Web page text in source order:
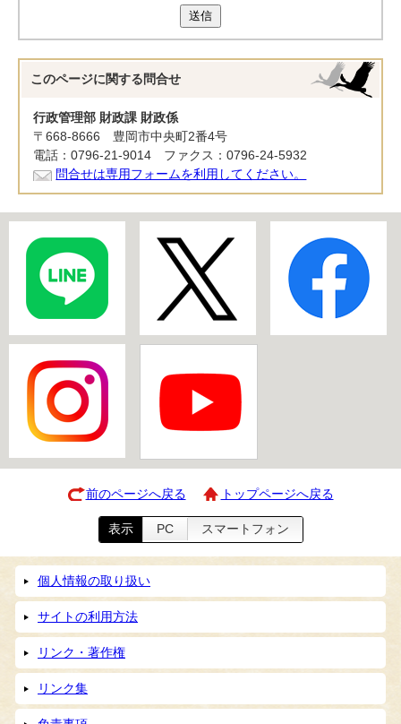
送信
このページに関する 問合せ
行政管理部 財政課 財政係
〒668-8666 豊岡市中央町2番4号
電話：0796-21-9014 ファクス：0796-24-5932
問合せは専用フォームを利用してください。
前のページへ戻る トップページへ戻る
表示 PC スマートフォン
個人情報の取り扱い
サイトの利用方法
リンク・著作権
リンク集